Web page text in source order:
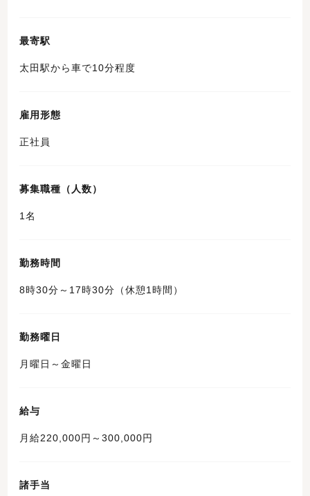
最寄駅
太田駅から車で10分程度
雇用形態
正社員
募集職種（人数）
1名
勤務時間
8時30分～17時30分（休憩1時間）
勤務曜日
月曜日～金曜日
給与
月給220,000円～300,000円
諸手当